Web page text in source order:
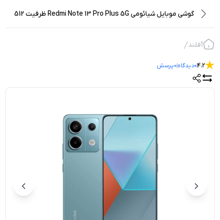
گوشی موبایل شیائومی Redmi Note 13 Pro Plus 5G ظرفیت 512
آفلند
4.2
0دیدگاه0پرسش